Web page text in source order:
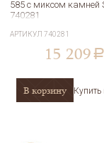
585 с миксом камней
740281
АРТИКУЛ740281
15 209 a
В корзину Купить